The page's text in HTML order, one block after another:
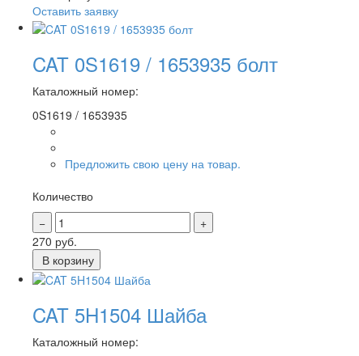
Оставить заявку
CAT 0S1619 / 1653935 болт
Каталожный номер:
0S1619 / 1653935
Предложить свою цену на товар.
Количество
270 руб.
В корзину
CAT 5H1504 Шайба
Каталожный номер: